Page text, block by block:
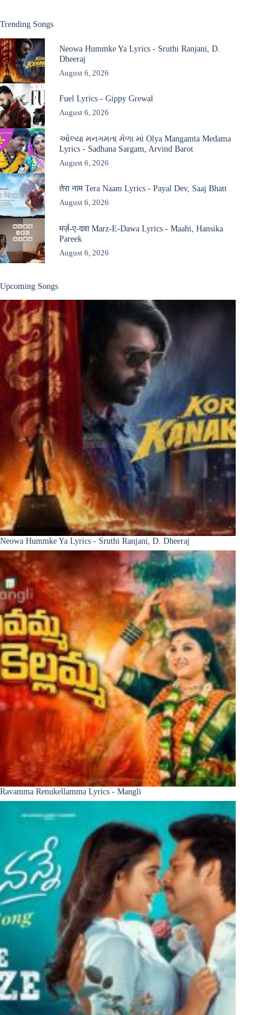
Trending Songs
Neowa Hummke Ya Lyrics - Sruthi Ranjani, D.
Dheeraj
August 6, 2026
Fuel Lyrics - Gippy Grewal
August 6, 2026
ઓલ્યા મનગમતા મેળા માં Olya Mangamta Medama
Lyrics - Sadhana Sargam, Arvind Barot
August 6, 2026
तेरा नाम Tera Naam Lyrics - Payal Dev, Saaj Bhatt
August 6, 2026
मर्ज़-ए-दवा Marz-E-Dawa Lyrics - Maahi, Hansika
Pareek
August 6, 2026
Upcoming Songs
Neowa Hummke Ya Lyrics - Sruthi Ranjani, D. Dheeraj
Ravamma Renukellamma Lyrics - Mangli